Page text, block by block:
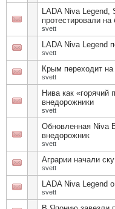
LADA Niva
протестировали на
svett
LADA Niva Legend
svett
Крым переходит на
svett
Нива как «горячий
внедорожники
svett
Обновленная Niva
внедорожник
svett
Аграрии начали
svett
LADA Niva Legend
svett